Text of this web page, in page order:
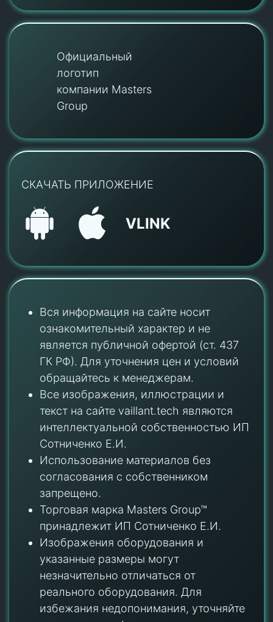
Официальный
логотип
компании Masters
Group
СКАЧАТЬ ПРИЛОЖЕНИЕ
VLINK
Вся информация на сайте носит
ознакомительный характер и не
является публичной офертой (ст. 437
ГК РФ). Для уточнения цен и условий
обращайтесь к менеджерам.
Все изображения, иллюстрации и
текст на сайте vaillant.tech являются
интеллектуальной собственностью ИП
Сотниченко Е.И.
Использование материалов без
согласования с собственником
запрещено.
Торговая марка Masters Group™
принадлежит ИП Сотниченко Е.И.
Изображения оборудования и
указанные размеры могут
незначительно отличаться от
реального оборудования. Для
избежания недопонимания, уточняйте